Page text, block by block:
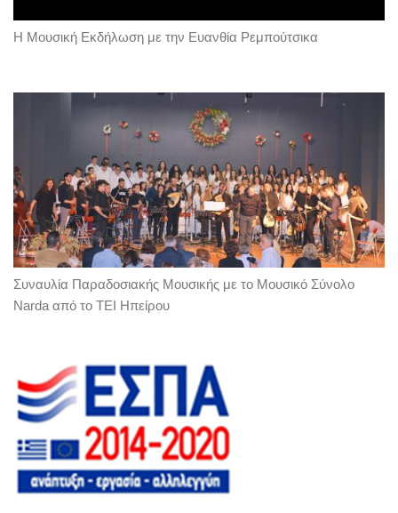
Η Μουσική Εκδήλωση με την Ευανθία Ρεμπούτσικα
Συναυλία Παραδοσιακής Μουσικής με το Μουσικό Σύνολο
Narda από το ΤΕΙ Ηπείρου